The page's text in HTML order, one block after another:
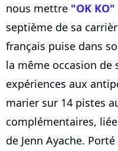
nous mettre "OK KO"
septième de sa
français puise dans
la même occasion de
expériences aux
marier sur 14 pistes
complémentaires,
de Jenn Ayache.